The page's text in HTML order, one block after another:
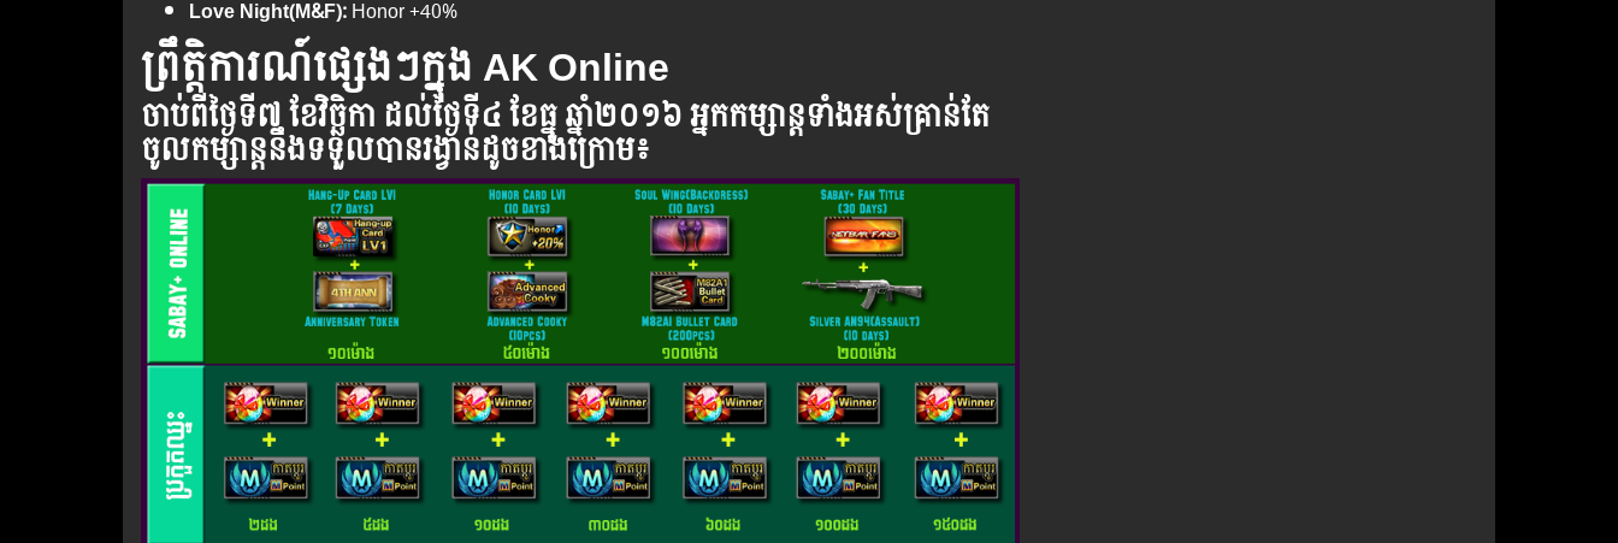
Love Night(M&F):Honor +40%
ព្រឹត្តិការណ៍ផ្សេងៗក្នុង AK Online
ចាប់ពី​ថ្ងៃ​ទី៧ខែវិច្ឆិកា​ ដល់​ថ្ងៃ​ទី៤ ខែធ្នូ ឆ្នាំ​២០១៦អ្នក​កម្សាន្ដ​ទាំងអស់​គ្រាន់​តែ​
ចូល​កម្សាន្ដ​នឹង​ទទួល​បាន​រង្វាន់​ដូចខាងក្រោម​៖